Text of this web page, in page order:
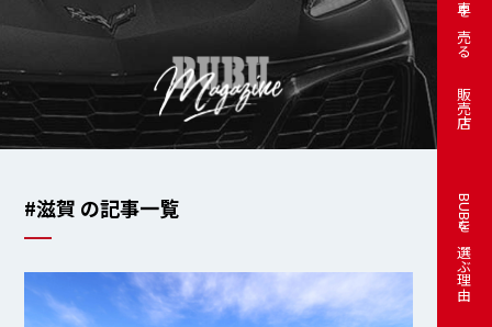
車を売る
販売店
BUBUを選ぶ理由
#滋賀 の記事一覧